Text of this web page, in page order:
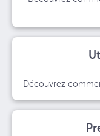
Découvrez